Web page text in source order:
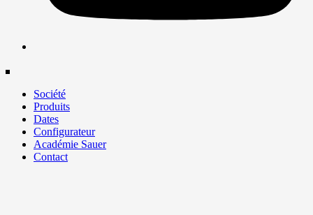
Société
Produits
Dates
Configurateur
Académie Sauer
Contact